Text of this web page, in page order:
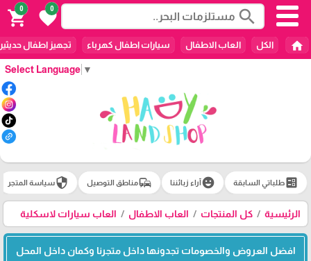
Select Language ▼
search
0
favorite
0
shopping_cart
home الكل العاب الاطفال سيارات اطفال كهرباء تجهيز اطفال
ballotطلباتي السابقة emoji_emotionsآراء زبائننا commuteمناطق التوصيل securityسياسة المتجر
الرئيسية كل المنتجات العاب الاطفال العاب سيارات لاسكلية
افضل العروض والخصومات تجدونها داخل متجرنا وكمان داخل المحل